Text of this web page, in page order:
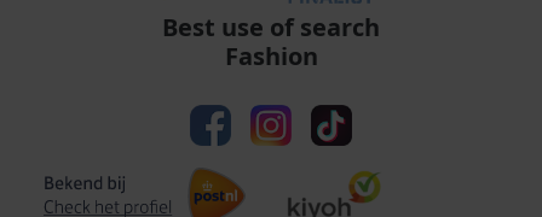
Best use of search
Fashion